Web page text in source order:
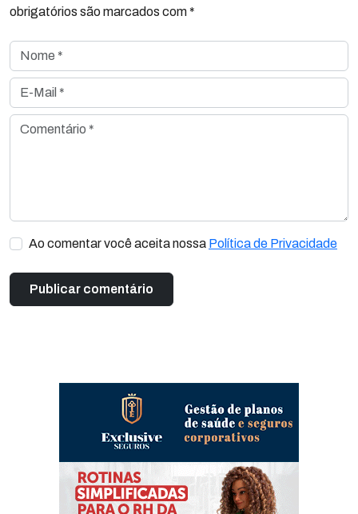
obrigatórios são marcados com *
Nome *
E-Mail *
Comentário *
Ao comentar você aceita nossa Política de Privacidade